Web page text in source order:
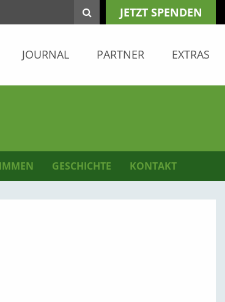
JETZT SPENDEN
JOURNAL PARTNER EXTRAS
GESCHICHTE KONTAKT